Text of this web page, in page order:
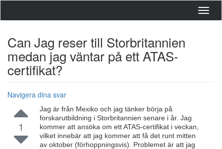
Can Jag reser till Storbritannien
medan jag väntar på ett ATAS-
certifikat?
Navigera dina svar
1
Jag är från Mexiko och jag tänker börja på
forskarutbildning i Storbritannien senare i år. Jag
kommer att ansöka om ett ATAS-certifikat i veckan,
vilket innebär att jag kommer att få det runt mitten
av oktober (förhoppningsvis). Problemet är att jag